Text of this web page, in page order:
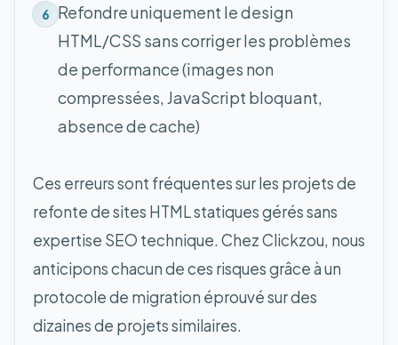
6 Refondre uniquement le design
HTML/CSS sans corriger les problèmes
de performance (images non
compressées, JavaScript bloquant,
absence de cache)
Ces erreurs sont fréquentes sur les projets de
refonte de sites HTML statiques gérés sans
expertise SEO technique. Chez Clickzou, nous
anticipons chacun de ces risques grâce à un
protocole de migration éprouvé sur des
dizaines de projets similaires.